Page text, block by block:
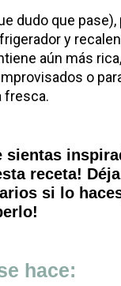
dudo que pase),
y
aún más
o
fresca.
sientas
receta!
si lo
hace: